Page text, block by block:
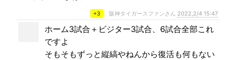
+3 阪神タイガースファンさん 2022,2/4 15:47
ホーム3試合＋ビジター3試合、6試合全部これ
ですよ
そもそもずっと縦縞やねんから復活も何もない